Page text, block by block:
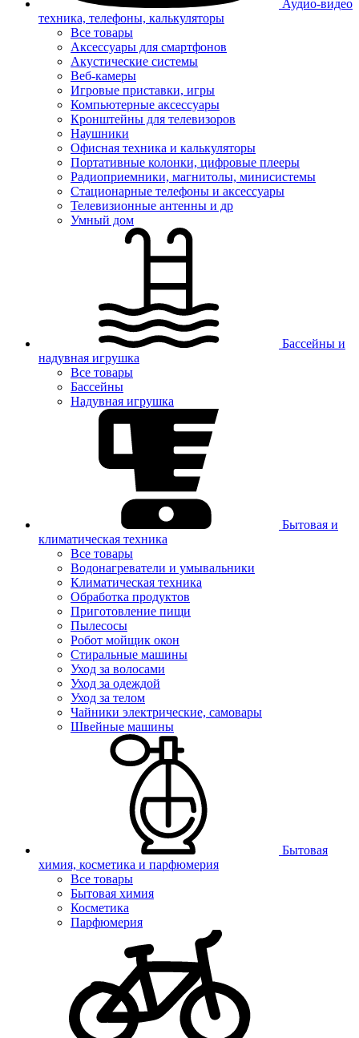
Аудио-видео
техника, телефоны, калькуляторы
Все товары
Аксессуары для смартфонов
Акустические системы
Веб-камеры
Игровые приставки, игры
Компьютерные аксессуары
Кронштейны для телевизоров
Наушники
Офисная техника и калькуляторы
Портативные колонки, цифровые плееры
Радиоприемники, магнитолы, минисистемы
Стационарные телефоны и аксессуары
Телевизионные антенны и др
Умный дом
Бассейны и
надувная игрушка
Все товары
Бассейны
Надувная игрушка
Бытовая и
климатическая техника
Все товары
Водонагреватели и умывальники
Климатическая техника
Обработка продуктов
Приготовление пищи
Пылесосы
Робот мойщик окон
Стиральные машины
Уход за волосами
Уход за одеждой
Уход за телом
Чайники электрические, самовары
Швейные машины
Бытовая
химия, косметика и парфюмерия
Все товары
Бытовая химия
Косметика
Парфюмерия